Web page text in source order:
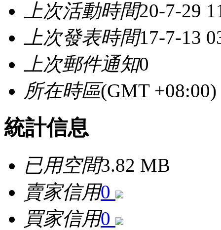
上次活動時間20-7-29
上次發表時間17-7-13
上次郵件通知0
所在時區(GMT
統計信息
已用空間3.82 MB
賣家信用0
買家信用0